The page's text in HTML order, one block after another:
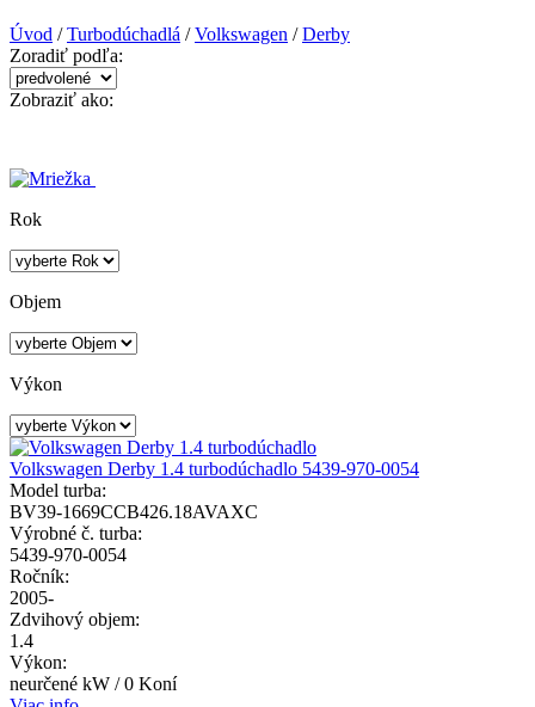
Úvod / Turbodúchadlá / Volkswagen / Derby
Zoradiť podľa:
Zobraziť ako:
Rok
Objem
Výkon
Volkswagen Derby 1.4 turbodúchadlo 5439-970-0054
Model turba:
BV39-1669CCB426.18AVAXC
Výrobné č. turba:
5439-970-0054
Ročník:
2005-
Zdvihový objem:
1.4
Výkon:
neurčené kW / 0 Koní